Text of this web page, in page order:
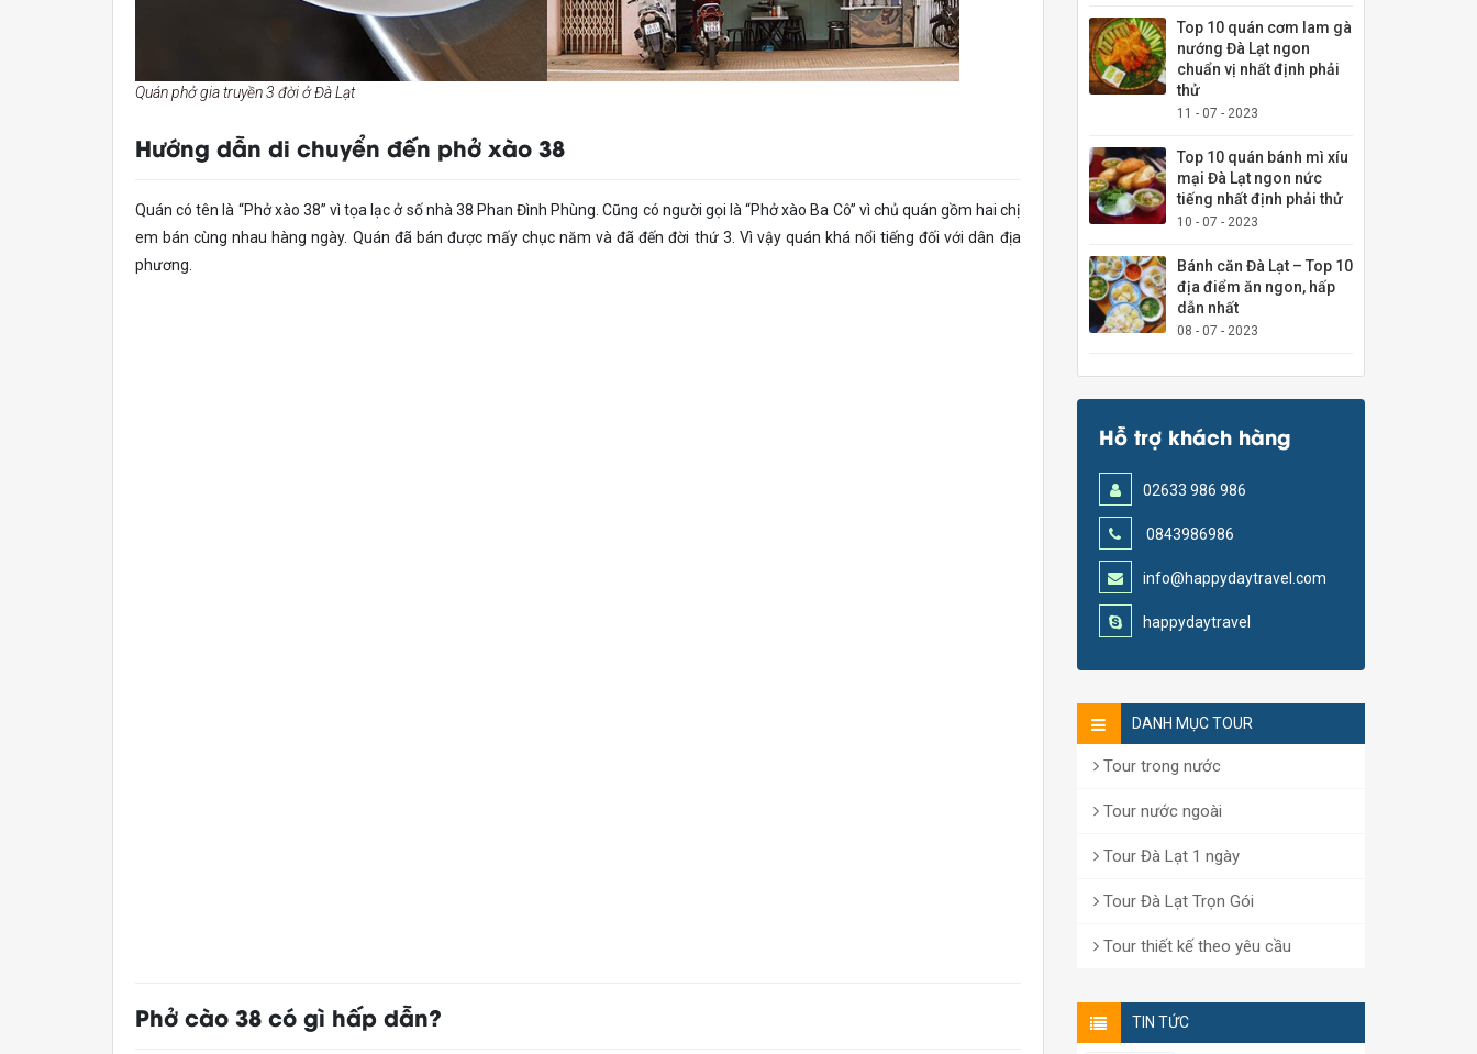
Quán phở gia truyền 3 đời ở Đà Lạt
Hướng dẫn di chuyển đến phở xào 38
Quán có tên là “Phở xào 38” vì tọa lạc ở số nhà 38 Phan Đình Phùng. Cũng có người gọi là “Phở xào Ba Cô” vì chủ quán gồm hai chị
em bán cùng nhau hàng ngày. Quán đã bán được mấy chục năm và đã đến đời thứ 3. Vì vậy quán khá nổi tiếng đối với dân địa
phương.
Phở cào 38 có gì hấp dẫn?
Top 10 quán cơm lam gà
nướng Đà Lạt ngon
chuẩn vị nhất định phải
thử
11 - 07 - 2023
Top 10 quán bánh mì xíu
mại Đà Lạt ngon nức
tiếng nhất định phải thử
10 - 07 - 2023
Bánh căn Đà Lạt – Top 10
địa điểm ăn ngon, hấp
dẫn nhất
08 - 07 - 2023
Hỗ trợ khách hàng
02633 986 986
0843986986
info@happydaytravel.com
happydaytravel
DANH MỤC TOUR
Tour trong nước
Tour nước ngoài
Tour Đà Lạt 1 ngày
Tour Đà Lạt Trọn Gói
Tour thiết kế theo yêu cầu
TIN TỨC